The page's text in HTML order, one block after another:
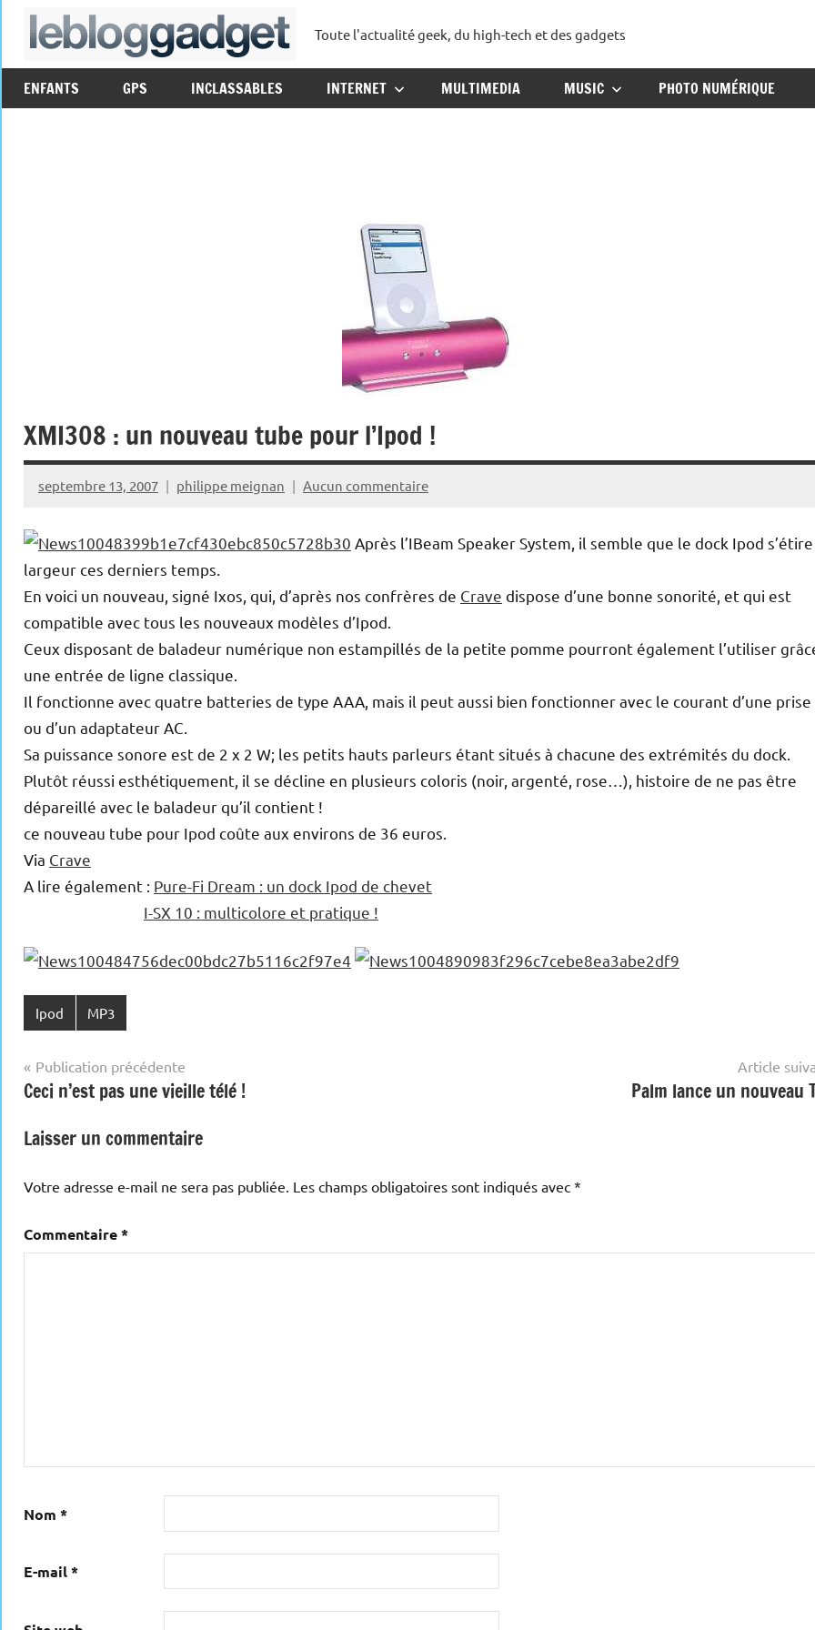
Aller
lebloggadget
Toute l'actualité geek, du high-tech et des gadgets
ENFANTS GPS INCLASSABLES INTERNET MULTIMEDIA MUSIC PHOTO NUMÉRIQUE
XMI308 : un nouveau tube pour l’Ipod !
septembre 13, 2007 philippe meignan Aucun commentaire
Après l’IBeam Speaker System, il semble que le dock Ipod
largeur ces derniers temps.
En voici un nouveau, signé Ixos, qui, d’après nos confrères de Crave dispose d’une bonne sonorité, et qui est
compatible avec tous les nouveaux modèles d’Ipod.
Ceux disposant de baladeur numérique non estampillés de la petite pomme pourront également l’utiliser
une entrée de ligne classique.
Il fonctionne avec quatre batteries de type AAA, mais il peut aussi bien fonctionner avec le courant d’une prise
ou d’un adaptateur AC.
Sa puissance sonore est de 2 x 2 W; les petits hauts parleurs étant situés à chacune des extrémités du dock.
Plutôt réussi esthétiquement, il se décline en plusieurs coloris (noir, argenté, rose…), histoire de ne pas être
dépareillé avec le baladeur qu’il contient !
ce nouveau tube pour Ipod coûte aux environs de 36 euros.
Via Crave
A lire également : Pure-Fi Dream : un dock Ipod de chevet
I-SX 10 : multicolore et pratique !
Ipod MP3
Navigation
de
l’article
Publication précédente
Ceci n’est pas une vieille télé !
Article
Palm lance un nouveau
Laisser un commentaire
Votre adresse e-mail ne sera pas publiée. Les champs obligatoires sont indiqués avec *
Commentaire*
Nom *
E-mail*